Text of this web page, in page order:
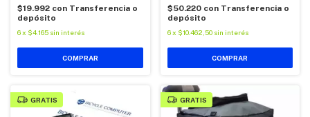
$19.992 con Transferencia o
depósito
6x $4.165 sin interés
$50.220 con Transferencia o
depósito
6 x $10.462,50 sin interés
GRATIS GRATIS